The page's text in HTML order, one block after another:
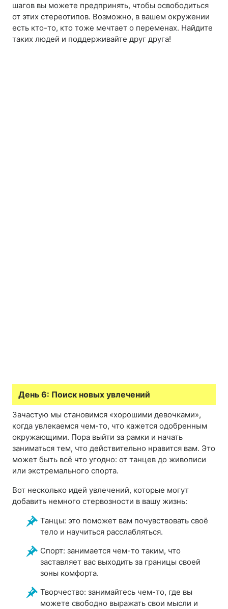
шагов вы можете предпринять, чтобы освободиться
от этих стереотипов. Возможно, в вашем окружении
есть кто-то, кто тоже мечтает о переменах. Найдите
таких людей и поддерживайте друг друга!
День 6: Поиск новых увлечений
Зачастую мы становимся «хорошими девочками»,
когда увлекаемся чем-то, что кажется одобренным
окружающими. Пора выйти за рамки и начать
заниматься тем, что действительно нравится вам. Это
может быть всё что угодно: от танцев до живописи
или экстремального спорта.
Вот несколько идей увлечений, которые могут
добавить немного стервозности в вашу жизнь:
Танцы: это поможет вам почувствовать своё
тело и научиться расслабляться.
Спорт: занимается чем-то таким, что
заставляет вас выходить за границы своей
зоны комфорта.
Творчество: занимайтесь чем-то, где вы
можете свободно выражать свои мысли и